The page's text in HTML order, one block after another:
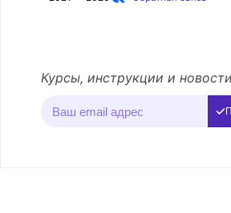
Курсы, инструкции и